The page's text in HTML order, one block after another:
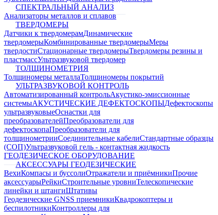
СПЕКТРАЛЬНЫЙ АНАЛИЗ
Анализаторы металлов и сплавов
ТВЕРДОМЕРЫ
Датчики к твердомерамДинамические
твердомерыКомбинированные твердомерыМеры
твердостиСтационарные твердомерыТвердомеры резины и
пластмассУльтразвуковой твердомер
ТОЛЩИНОМЕТРИЯ
Толщиномеры металлаТолщиномеры покрытий
УЛЬТРАЗВУКОВОЙ КОНТРОЛЬ
Автоматизированный контрольАкустико-эмиссионные
системыАКУСТИЧЕСКИЕ ДЕФЕКТОСКОПЫДефектоскопы
ультразвуковыеОснастки для
преобразователейПреобразователи для
дефектоскопаПреобразователи для
толщинометрииСоединительные кабелиСтандартные образцы
(СОП)Ультразвуковой гель - контактная жидкость
ГЕОДЕЗИЧЕСКОЕ ОБОРУДОВАНИЕ
АКСЕССУАРЫ ГЕОДЕЗИЧЕСКИЕ
ВехиКомпасы и буссолиОтражатели и приёмникиПрочие
аксессуарыРейкиСтроительные уровниТелескопические
линейки и штангиШтативы
Геодезические GNSS приемникиКвадрокоптеры и
беспилотникиКонтроллеры для